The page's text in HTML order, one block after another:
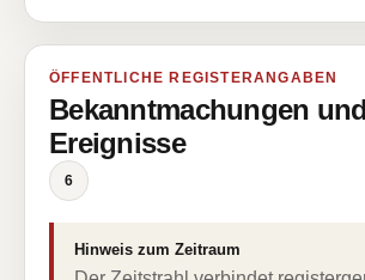
ÖFFENTLICHE REGISTERANGABEN
Bekanntmachungen und
Ereignisse
6
Hinweis zum Zeitraum